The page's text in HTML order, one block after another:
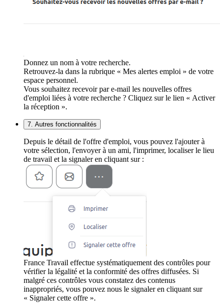
Donnez un nom à votre recherche.
Retrouvez-la dans la rubrique « Mes alertes emploi » de votre
espace personnel.
Vous souhaitez recevoir par e-mail les nouvelles offres
d'emploi liées à votre recherche ? Cliquez sur le lien « Activer
la réception ».
7. Autres fonctionnalités
Depuis le détail de l'offre d'emploi, vous pouvez l'ajouter à
votre sélection, l'envoyer à un ami, l'imprimer, localiser le lieu
de travail et la signaler en cliquant sur :
France Travail effectue systématiquement des contrôles pour
vérifier la légalité et la conformité des offres diffusées. Si
malgré ces contrôles vous constatez des contenus
inappropriés, vous pouvez nous le signaler en cliquant sur
« Signaler cette offre ».